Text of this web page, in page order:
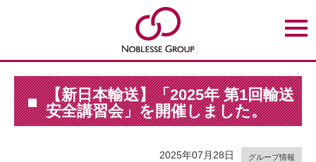
t
o
e
n
a
v
i
【新日本輸送】「2025年 第1回輸送
安全講習会」を開催しました。
グループ情報
2025年07月28日